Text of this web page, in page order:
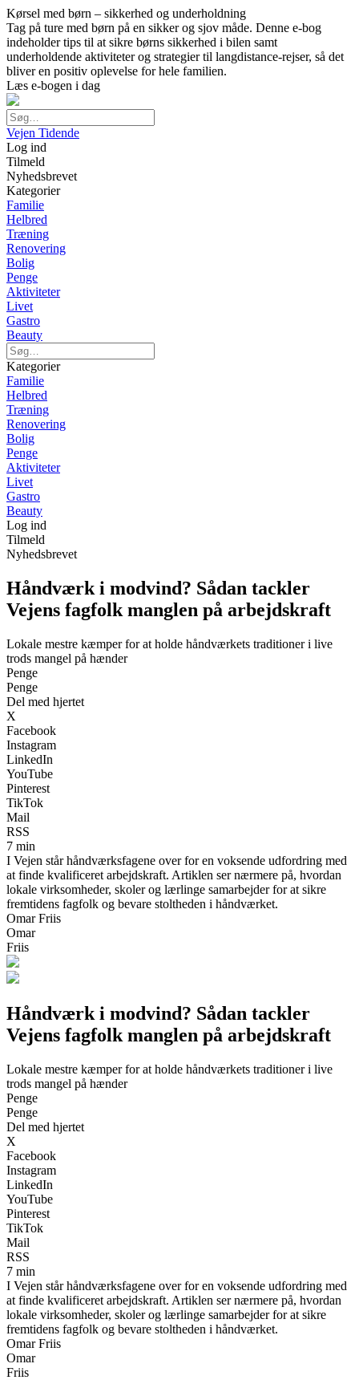
Kørsel med børn – sikkerhed og underholdning
Tag på ture med børn på en sikker og sjov måde. Denne e-bog
indeholder tips til at sikre børns sikkerhed i bilen samt
underholdende aktiviteter og strategier til langdistance-rejser, så det
bliver en positiv oplevelse for hele familien.
Læs e-bogen i dag
Vejen Tidende
Log ind
Tilmeld
Nyhedsbrevet
Kategorier
Familie
Helbred
Træning
Renovering
Bolig
Penge
Aktiviteter
Livet
Gastro
Beauty
Kategorier
Familie
Helbred
Træning
Renovering
Bolig
Penge
Aktiviteter
Livet
Gastro
Beauty
Log ind
Tilmeld
Nyhedsbrevet
Håndværk i modvind? Sådan tackler
Vejens fagfolk manglen på arbejdskraft
Lokale mestre kæmper for at holde håndværkets traditioner i live
trods mangel på hænder
Penge
Penge
Del med hjertet
X
Facebook
Instagram
LinkedIn
YouTube
Pinterest
TikTok
Mail
RSS
7 min
I Vejen står håndværksfagene over for en voksende udfordring med
at finde kvalificeret arbejdskraft. Artiklen ser nærmere på, hvordan
lokale virksomheder, skoler og lærlinge samarbejder for at sikre
fremtidens fagfolk og bevare stoltheden i håndværket.
Omar Friis
Omar
Friis
Håndværk i modvind? Sådan tackler
Vejens fagfolk manglen på arbejdskraft
Lokale mestre kæmper for at holde håndværkets traditioner i live
trods mangel på hænder
Penge
Penge
Del med hjertet
X
Facebook
Instagram
LinkedIn
YouTube
Pinterest
TikTok
Mail
RSS
7 min
I Vejen står håndværksfagene over for en voksende udfordring med
at finde kvalificeret arbejdskraft. Artiklen ser nærmere på, hvordan
lokale virksomheder, skoler og lærlinge samarbejder for at sikre
fremtidens fagfolk og bevare stoltheden i håndværket.
Omar Friis
Omar
Friis